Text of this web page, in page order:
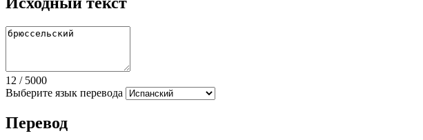
12 / 5000
Выберите язык перевода
Перевод